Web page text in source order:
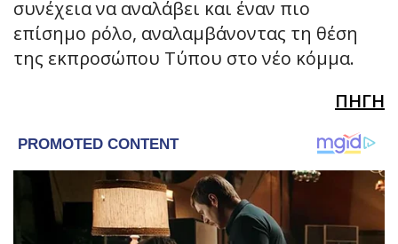
συνέχεια να αναλάβει και έναν πιο
επίσημο ρόλο, αναλαμβάνοντας τη θέση
της εκπροσώπου Τύπου στο νέο κόμμα.
ΠΗΓΗ